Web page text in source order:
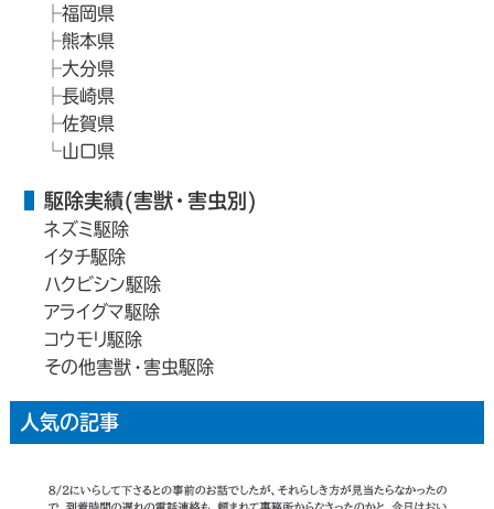
福岡県
熊本県
大分県
長崎県
佐賀県
山口県
駆除実績(害獣・害虫別)
ネズミ駆除
イタチ駆除
ハクビシン駆除
アライグマ駆除
コウモリ駆除
その他害獣・害虫駆除
人気の記事